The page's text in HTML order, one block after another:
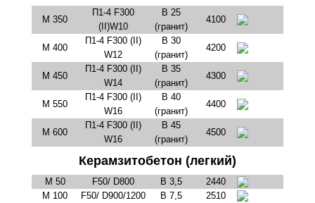
М 350
П1-4 F300
(II)W10
В 25
(гранит)
4100
М 400
П1-4 F300 (II)
W12
В 30
(гранит)
4200
М 450
П1-4 F300 (II)
W14
В 35
(гранит)
4300
М 550
П1-4 F300 (II)
W16
В 40
(гранит)
4400
М 600
П1-4 F300 (II)
W16
В 45
(гранит)
4500
Керамзитобетон (легкий)
М 50 F50/ D800 В 3,5
2440
М 100
F50/ D900/1200 В 7,5
2510